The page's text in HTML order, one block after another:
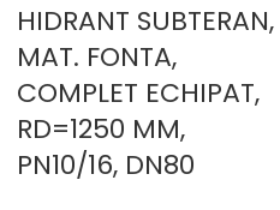
HIDRANT SUBTERAN,
MAT. FONTA,
COMPLET ECHIPAT,
RD=1250 MM,
PN10/16, DN80